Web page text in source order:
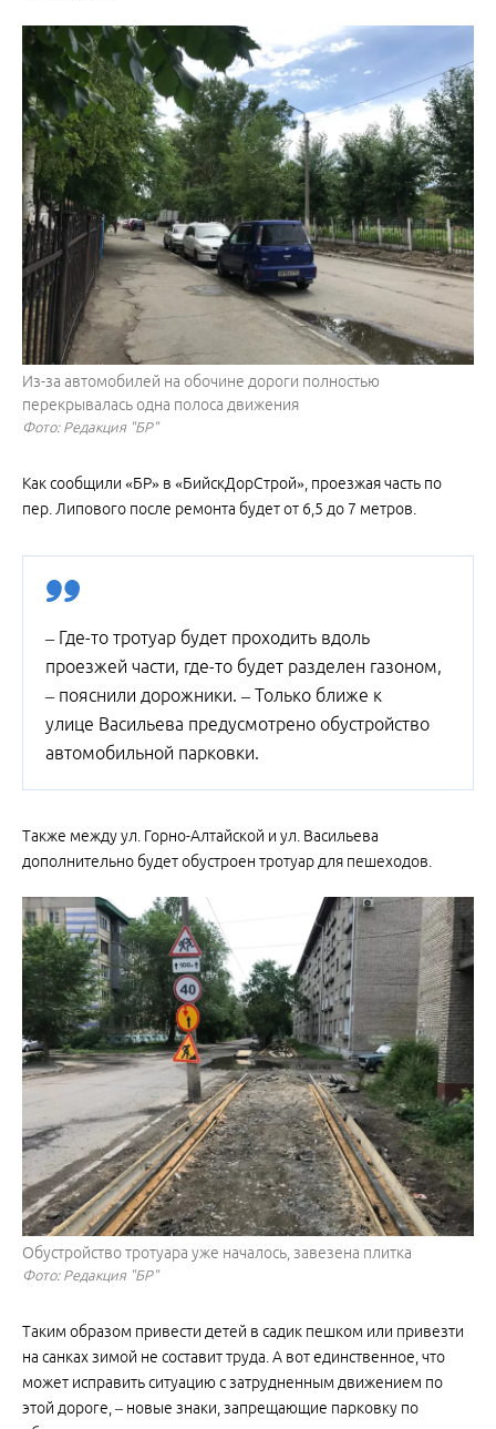
Из-за автомобилей на обочине дороги полностью
перекрывалась одна полоса движения
Фото: Редакция "БР"
Как сообщили «БР» в «БийскДорСтрой», проезжая часть по
пер. Липового после ремонта будет от 6,5 до 7 метров.
– Где-то тротуар будет проходить вдоль
проезжей части, где-то будет разделен газоном,
– пояснили дорожники. – Только ближе к
улице Васильева предусмотрено обустройство
автомобильной парковки.
Также между ул. Горно-Алтайской и ул. Васильева
дополнительно будет обустроен тротуар для пешеходов.
Обустройство тротуара уже началось, завезена плитка
Фото: Редакция "БР"
Таким образом привести детей в садик пешком или привезти
на санках зимой не составит труда. А вот единственное, что
может исправить ситуацию с затрудненным движением по
этой дороге, – новые знаки, запрещающие парковку по